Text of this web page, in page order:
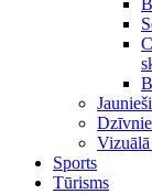
Sports
Tūrisms